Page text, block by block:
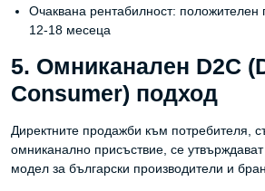
Очаквана рентабилност: положителен
12-18 месеца
5. Омниканален D2C
Consumer) подход
Директните продажби към потребителя,
омниканално присъствие, се
модел за български производители и